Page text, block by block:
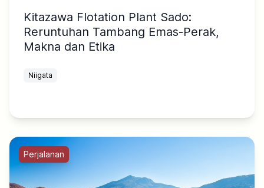
Kitazawa Flotation Plant Sado:
Reruntuhan Tambang Emas-Perak,
Makna dan Etika
Niigata
Perjalanan